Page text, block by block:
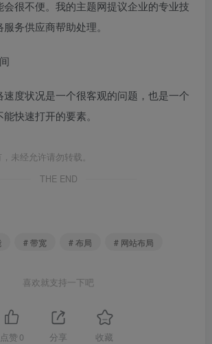
会很不便。我的主题网提议企业的专业技
务供应商帮助处理。
度状况是一个很客观的问题，也是一个
快速打开的要素。
未经允许请勿转载。
THE END
# 带宽 # 布局 # 网站布局
喜欢就支持一下吧
点赞 0 分享 收藏